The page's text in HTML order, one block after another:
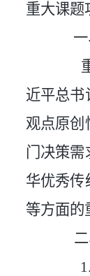
重大课题
重
近平总书
观点原创
门决策
华优秀传
等方面的
1.